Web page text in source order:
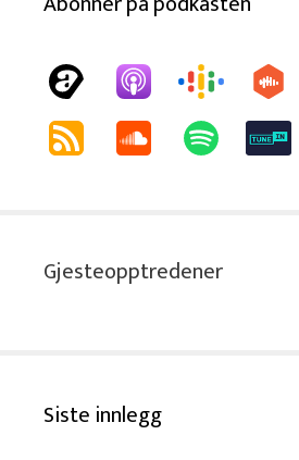
Gjesteopptredener
Siste innlegg